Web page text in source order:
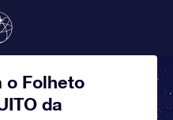
o Folheto
da